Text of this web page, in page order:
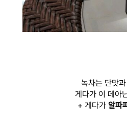
녹차는 단맛
게다가 이 데아
+ 게다가 알파